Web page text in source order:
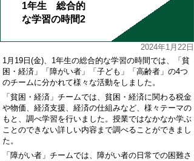
1年生 総合的
な学習の時間2
2024年1月22日
1月 19 日 (金)、1年生の総合的な学習の時間では、「貧
困・経済」「障がい者」「子ども」「高齢者」の4つ
のチームに分かれて様々な活動をしました。
「貧困・経済」チームでは、貧困・経済に関わる税金
や物価、経済支援、経済の仕組みなど、様々テーマの
もと、調べ学習を行いました。授業ではなかなか学ぶ
ことのできない詳しい内容まで調べることができまし
た。
「障がい者」チームでは、障がい者の日常での困難さ